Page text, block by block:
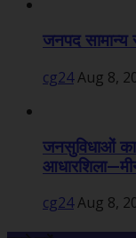
जनपद सामान्य
cg24Aug 8,
जनसुविधाओं
cg24Aug 8,